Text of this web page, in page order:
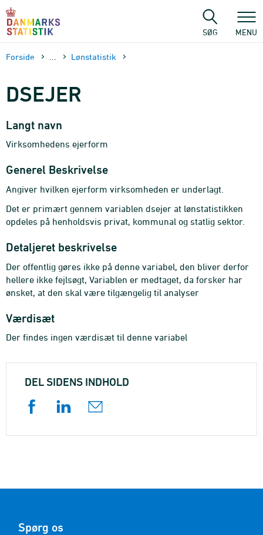
sidens
SØG MENU
Forside Lønstatistik
DSEJER
Langt navn
Virksomhedens ejerform
Generel Beskrivelse
Angiver hvilken ejerform virksomheden er underlagt.
Det er primært gennem variablen dsejer at lønstatistikken
opdeles på henholdsvis privat, kommunal og statlig sektor.
Detaljeret beskrivelse
Der offentlig gøres ikke på denne variabel, den bliver derfor
hellere ikke fejlsøgt, Variablen er medtaget, da forsker har
ønsket, at den skal være tilgængelig til analyser
Værdisæt
Der findes ingen værdisæt til denne variabel
DEL SIDENS INDHOLD
Spørg os